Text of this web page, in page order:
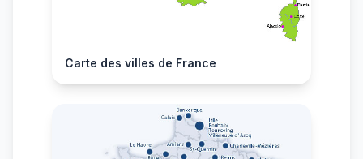
Carte des villes de France